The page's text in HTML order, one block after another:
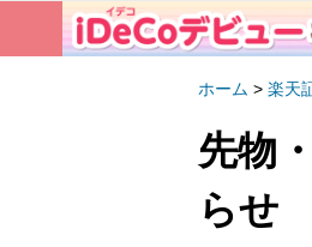
ホーム > 楽天
先物
らせ